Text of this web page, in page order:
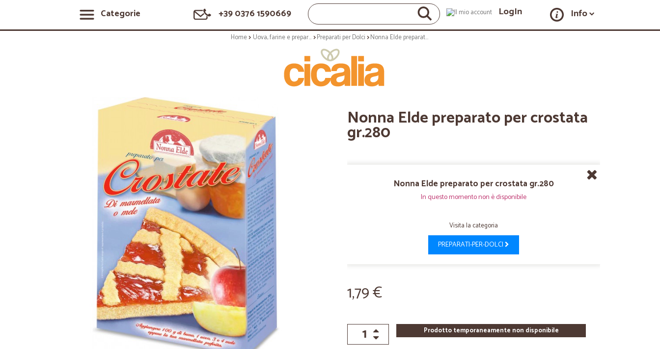
Categorie +39 0376 1590669 LogIn Info
Home Uova, farine e preparati Preparati per Dolci Nonna Elde preparato per crostata gr.280
Nonna Elde preparato per crostata
gr.280
Nonna Elde preparato per crostata gr.280
In questo momento non è disponibile
Visita la categoria
PREPARATI-PER-DOLCI
1,79 €
Prodotto temporaneamente non disponibile